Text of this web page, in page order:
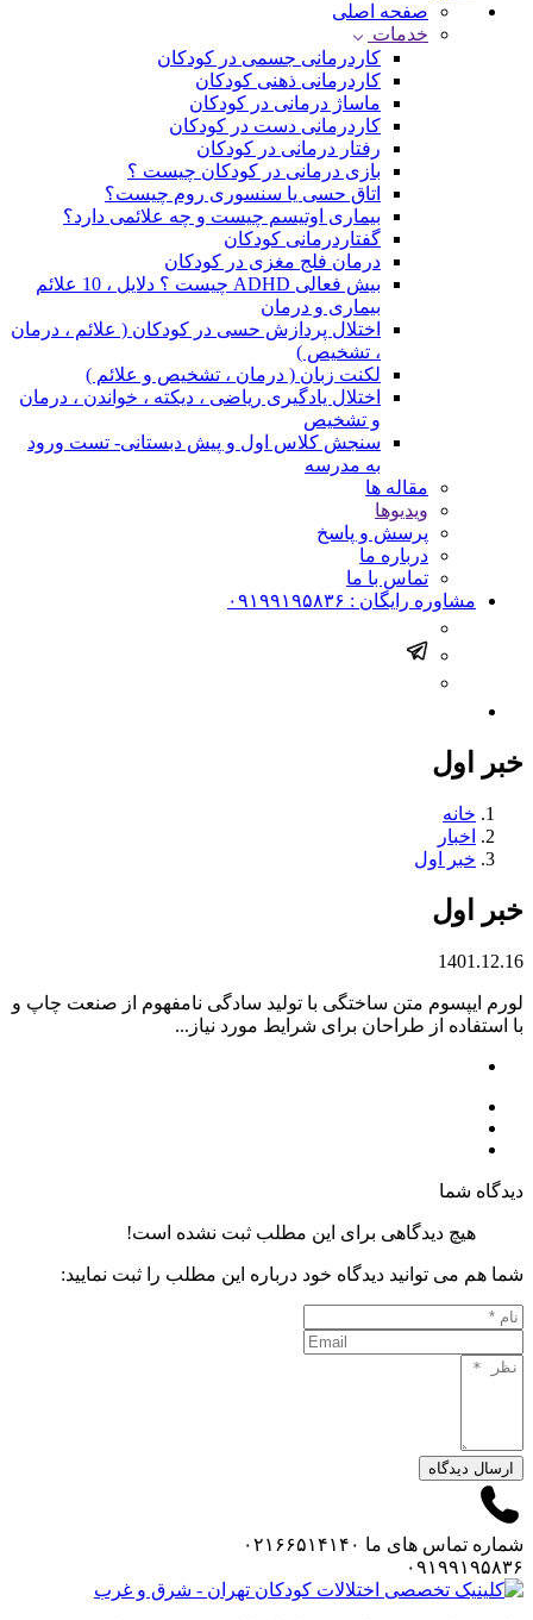
صفحه اصلی
خدمات
کاردرمانی جسمی در کودکان
کاردرمانی ذهنی کودکان
ماساژ درمانی در کودکان
کاردرمانی دست در کودکان
رفتار درمانی در کودکان
بازی درمانی در کودکان چیست ؟
اتاق حسی یا سنسوری روم چیست؟
بیماری اوتیسم چیست و چه علائمی دارد؟
گفتاردرمانی کودکان
درمان فلج مغزی در کودکان
بیش فعالی ADHD چیست ؟ دلایل ، 10 علائم
بیماری و درمان
اختلال پردازش حسی در کودکان ( علائم ، درمان
، تشخیص )
لکنت زبان ( درمان ، تشخیص و علائم )
اختلال یادگیری ریاضی ، دیکته ، خواندن ، درمان
و تشخیص
سنجش کلاس اول و پیش دبستانی- تست ورود
به مدرسه
مقاله ها
ویدیوها
پرسش و پاسخ
درباره ما
تماس با ما
مشاوره رایگان : ۰۹۱۹۹۱۹۵۸۳۶
خبر اول
خانه
اخبار
خبر اول
خبر اول
1401.12.16
لورم ایپسوم متن ساختگی با تولید سادگی نامفهوم از صنعت چاپ و
با استفاده از طراحان برای شرایط مورد نیاز...
دیدگاه شما
هیچ دیدگاهی برای این مطلب ثبت نشده است!
شما هم می توانید دیدگاه خود درباره این مطلب را ثبت نمایید:
ارسال دیدگاه
شماره تماس های ما ۰۲۱۶۶۵۱۴۱۴۰
۰۹۱۹۹۱۹۵۸۳۶